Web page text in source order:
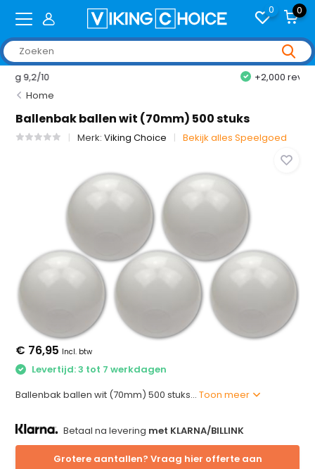
0 0
Home
Ballenbak ballen wit (70mm) 500 stuks
Merk:Viking Choice Bekijk alles Speelgoed
€ 76,95 Incl. btw
Levertijd: 3 tot 7 werkdagen
Ballenbak ballen wit (70mm) 500 stuks...Toon meer
Betaal na levering met KLARNA/BILLINK
Grotere aantallen? Vraag hier offerte aan